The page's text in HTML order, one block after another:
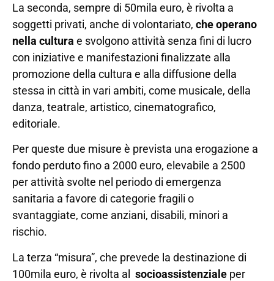
La seconda, sempre di 50mila euro, è rivolta a
soggetti privati, anche di volontariato, che operano
nella cultura e svolgono attività senza fini di lucro
con iniziative e manifestazioni finalizzate alla
promozione della cultura e alla diffusione della
stessa in città in vari ambiti, come musicale, della
danza, teatrale, artistico, cinematografico,
editoriale.
Per queste due misure è prevista una erogazione a
fondo perduto fino a 2000 euro, elevabile a 2500
per attività svolte nel periodo di emergenza
sanitaria a favore di categorie fragili o
svantaggiate, come anziani, disabili, minori a
rischio.
La terza “misura”, che prevede la destinazione di
100mila euro, è rivolta al socioassistenziale per